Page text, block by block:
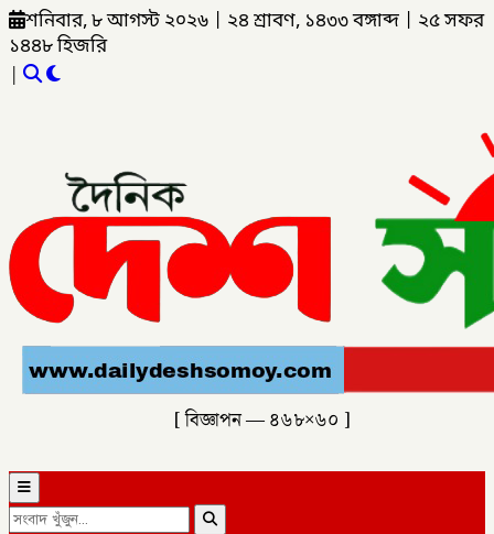
শনিবার, ৮ আগস্ট ২০২৬ ২৪ শ্রাবণ, ১৪৩৩ বঙ্গাব্দ
২৫ সফর
১৪৪৮ হিজরি
|
[ বিজ্ঞাপন — ৪৬৮×৬০ ]